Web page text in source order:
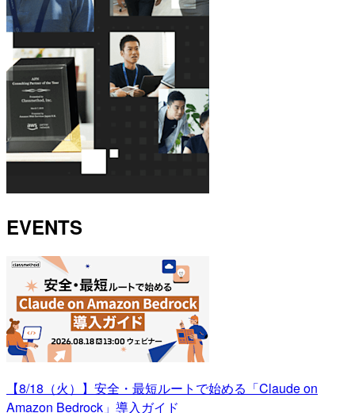
EVENTS
【8/18（火）】安全・最短ルートで始める「Claude on
Amazon Bedrock」導入ガイド